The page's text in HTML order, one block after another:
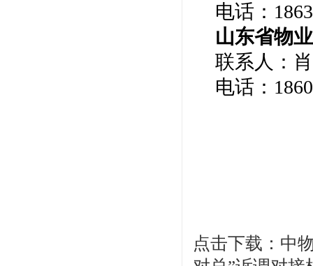
电话：
山东省物
联系人：
电话：
点击下载：中